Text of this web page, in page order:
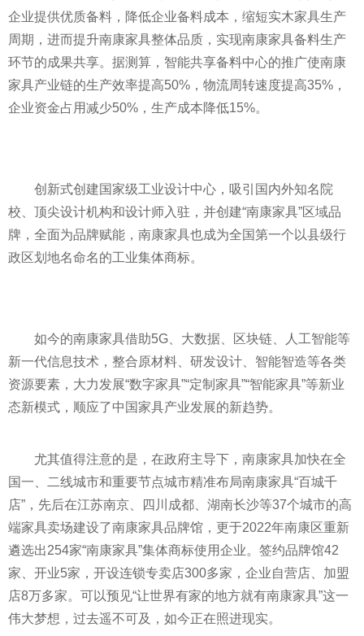
企业提供优质备料，降低企业备料成本，缩短实木家具生产
周期，进而提升南康家具整体品质，实现南康家具备料生产
环节的成果共享。据测算，智能共享备料中心的推广使南康
家具产业链的生产效率提高50%，物流周转速度提高35%，
企业资金占用减少50%，生产成本降低15%。
创新式创 建国 家级工业设计中心，吸引国内外知名院
校、顶尖设计机构和设计师入驻，并创建“南康家具”区域品
牌，全面为品牌赋能，南康家具也成为全国第一个以县级行
政区划地名命名的工业集体商标。
如今的南康家具借助5G、大数据、区块链、人工智能等
新一代信息技术，整合原材料、研发设计、智能智造等各类
资源要素，大力发展“数字家具”“定制家具”“智能家具”等新业
态新模式，顺应了中 国家具产业发展的新趋势。
尤其值得注意的是，在政府主导下，南康家具加快在全
国一、二线城市和重要节点城市精准布局南康家具“百城千
店”，先后在江苏南京、四川成都、湖南长沙等37个城市的高
端家具卖场建设了南康家具品牌馆，更于2022年南康区重新
遴选出254家“南康家具”集体商标使用企业。签约品牌馆42
家、开业5家，开设连锁专卖店300多家，企业自营店、加盟
店8万多家。可以预见“让世界有家的地方就有南康家具”这一
伟大梦想，过去遥不可及，如今正在照进现实。